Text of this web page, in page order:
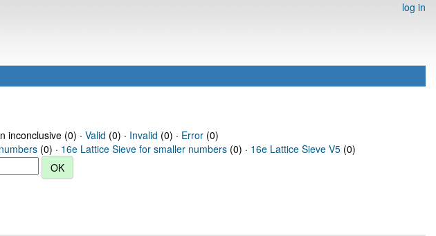
log in
inconclusive (0) · Valid (0) · Invalid (0) · Error(0)
(0) · 16e Lattice Sieve for smaller numbers (0) · 16e Lattice Sieve V5 (0)